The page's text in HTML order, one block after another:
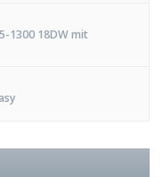
1300 18DW mit